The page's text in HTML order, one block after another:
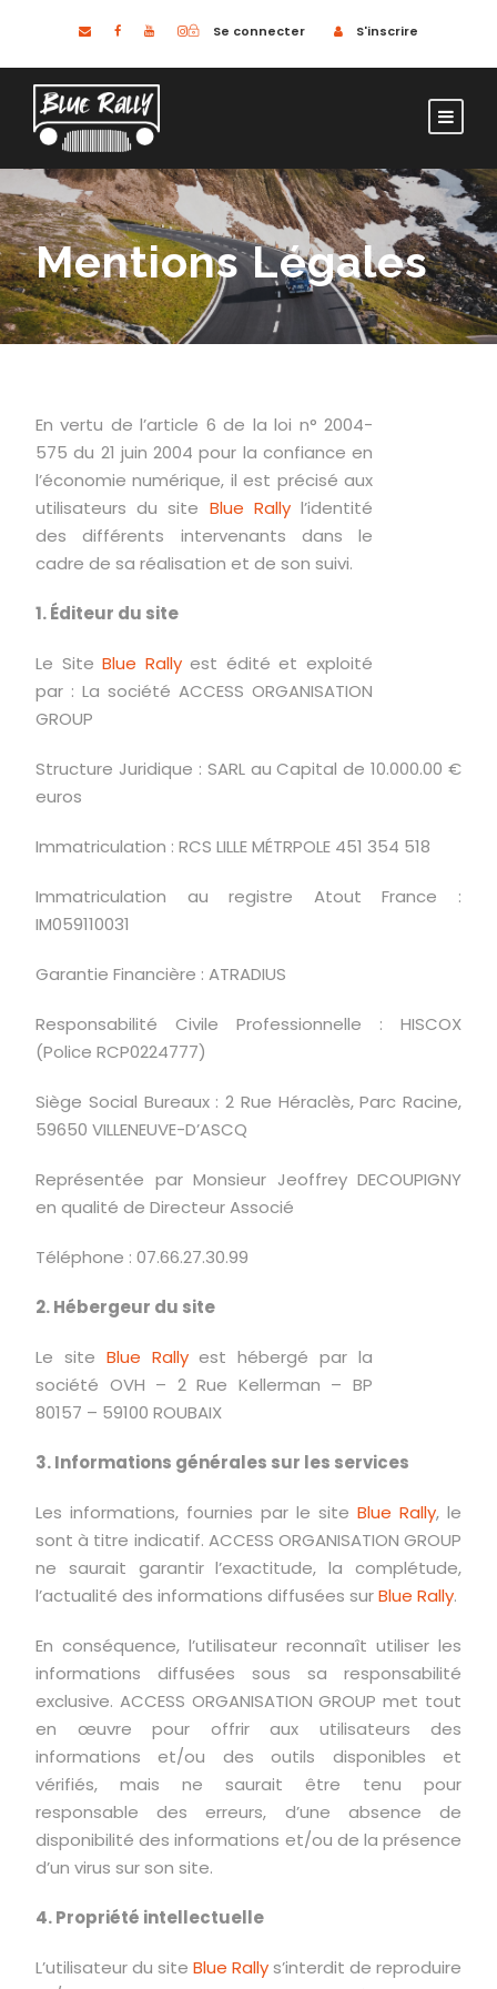
Se connecter S'inscrire
Mentions Légales
En vertu de l’article 6 de la loi n° 2004-
575 du 21 juin 2004 pour la confiance en
l’économie numérique, il est précisé aux
utilisateurs du site Blue Rallyl’identité
des différents intervenants dans le
cadre de sa réalisation et de son suivi.
1. Éditeur du site
Le SiteBlue Rallyest édité et exploité
par : La société ACCESS ORGANISATION
GROUP
Structure Juridique : SARL au Capital de 10.000.00 €
euros
Immatriculation : RCS LILLE MÉTRPOLE 451 354 518
Immatriculation au registre Atout France :
IM059110031
Garantie Financière : ATRADIUS
Responsabilité Civile Professionnelle : HISCOX
(Police RCP0224777)
Siège Social Bureaux : 2 Rue Héraclès, Parc Racine,
59650 VILLENEUVE-D’ASCQ
Représentée par Monsieur Jeoffrey DECOUPIGNY
en qualité de Directeur Associé
Téléphone : 07.66.27.30.99
2. Hébergeur du site
Le site Blue Rallyest hébergé par la
société OVH – 2 Rue Kellerman – BP
80157 – 59100 ROUBAIX
3. Informations générales sur les services
Les informations, fournies par le site Blue Rally, le
sont à titre indicatif. ACCESS ORGANISATION GROUP
ne saurait garantir l’exactitude, la complétude,
l’actualité des informations diffusées surBlue Rally.
En conséquence, l’utilisateur reconnaît utiliser les
informations diffusées sous sa responsabilité
exclusive. ACCESS ORGANISATION GROUP met tout
en œuvre pour offrir aux utilisateurs des
informations et/ou des outils disponibles et
vérifiés, mais ne saurait être tenu pour
responsable des erreurs, d’une absence de
disponibilité des informations et/ou de la présence
d’un virus sur son site.
4. Propriété intellectuelle
L’utilisateur du site Blue Rallys’interdit de reproduire